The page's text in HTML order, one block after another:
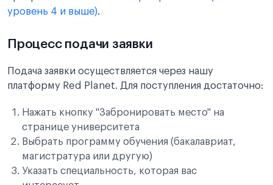
уровень 4 и выше).
Процесс подачи заявки
Подача заявки осуществляется через нашу
платформу Red Planet. Для поступления достаточно:
Нажать кнопку "Забронировать место" на
странице университета
Выбрать программу обучения (бакалавриат,
магистратура или другую)
Указать специальность, которая вас